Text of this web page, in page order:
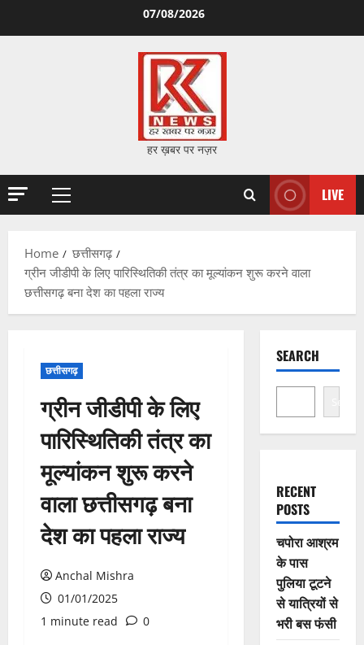
07/08/2026
हर ख़बर पर नज़र
Primary
LIVE
Home
छत्तीसगढ़
ग्रीन जीडीपी के लिए पारिस्थितिकी तंत्र का मूल्यांकन शुरू करने वाला
छत्तीसगढ़ बना देश का पहला राज्य
छत्तीसगढ़
ग्रीन जीडीपी के लिए
पारिस्थितिकी तंत्र का
मूल्यांकन शुरू करने
वाला छत्तीसगढ़ बना
देश का पहला राज्य
Anchal Mishra
01/01/2025
1 minute read
0
SEARCH
Search
RECENT
POSTS
चपोरा आश्रम
के पास
पुलिया टूटने
से यात्रियों से
भरी बस फंसी